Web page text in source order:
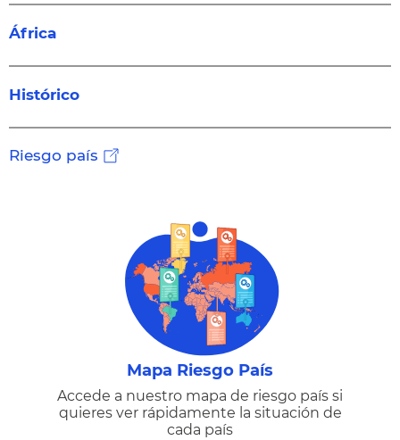
África
Histórico
Riesgo país
Mapa Riesgo País
Accede a nuestro mapa de riesgo país si
quieres ver rápidamente la situación de
cada país